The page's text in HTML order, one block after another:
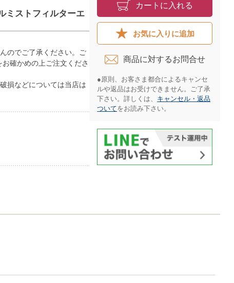
ミストフィルターエ
のでご了承ください。ご
確かめの上ご注文くださ
損などについては当店は
カートに入れる
お気に入りに追加
商品に対するお問合せ​
●原則、お客さま都合によるキャンセ
ルや返品はお受けできません。ご了承
下さい。詳しくは、 キャンセル・返品
ついてをお読み下さい。​